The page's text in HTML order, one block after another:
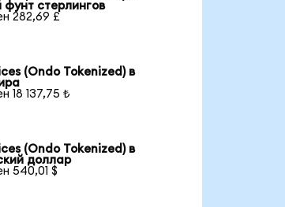
фунт стерлингов
282,69 £
(Ondo Tokenized) в
18 137,75 ₺
(Ondo Tokenized) в
доллар
540,01 $